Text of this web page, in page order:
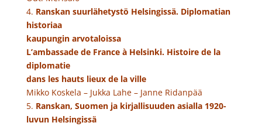
4. Ranskan suurlähetystö Helsingissä. Diplomatian
historiaa
kaupungin arvotaloissa
L’ambassade de France à Helsinki. Histoire de la
diplomatie
dans les hauts lieux de la ville
Mikko Koskela – Jukka Lahe – Janne Ridanpää
5. Ranskan, Suomen ja kirjallisuuden asialla 1920-
luvun Helsingissä